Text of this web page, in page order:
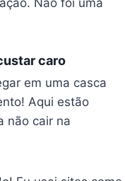
Não foi uma
caro
em uma casca
Aqui estão
não cair na